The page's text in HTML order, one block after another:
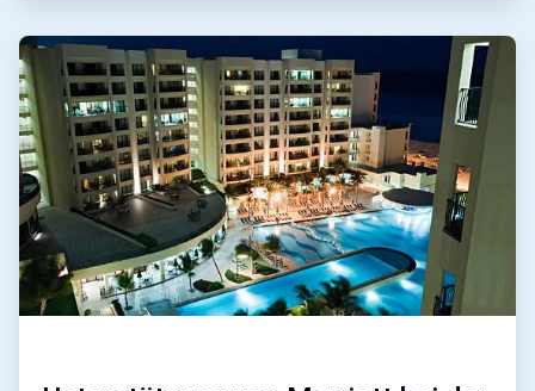
ArticleTile
2
von
4